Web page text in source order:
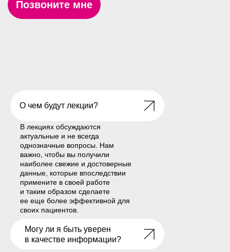
LET'S GO!
О чем будут лекции?
В лекциях обсуждаются
актуальные и не всегда
однозначные вопросы. Нам
важно, чтобы вы получили
наиболее свежие и достоверные
данные, которые впоследствии
примените в своей работе
и таким образом сделаете
ее еще более эффективной для
своих пациентов.
LET'S GO!
Могу ли я быть уверен
в качестве информации?